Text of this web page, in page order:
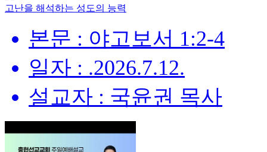
고난을 해석하는 성도의 능력
본문 : 야고보서 1:2-4
일자 : .2026.7.12.
설교자 : 국윤권 목사